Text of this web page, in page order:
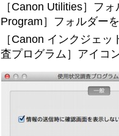
［Canon Utilities］フォ
Program］フォルダー
［Canon インクジェッ
査プログラム］アイコ